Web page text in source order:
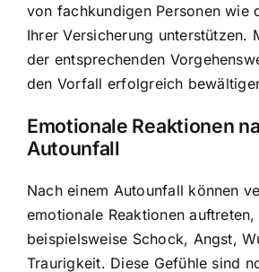
von fachkundigen Personen wie
Ihrer Versicherung unterstützen.
der entsprechenden
den Vorfall erfolgreich
Emotionale Reaktionen
Autounfall
Nach einem Autounfall können
emotionale Reaktionen auftreten,
beispielsweise Schock, Angst,
Traurigkeit. Diese Gefühle sind